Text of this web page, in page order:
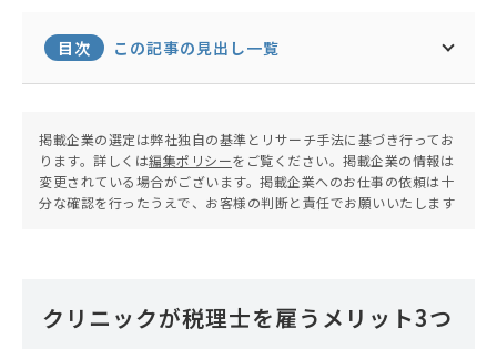
ライアントは全国に。
目次 この記事の見出し一覧
掲載企業の選定は弊社独自の基準とリサーチ手法に基づき行ってお
ります。詳しくは編集ポリシーをご覧ください。掲載企業の情報は
変更されている場合がございます。掲載企業へのお仕事の依頼は十
分な確認を行ったうえで、お客様の判断と責任でお願いいたします
クリニックが税理士を雇うメリット3つ